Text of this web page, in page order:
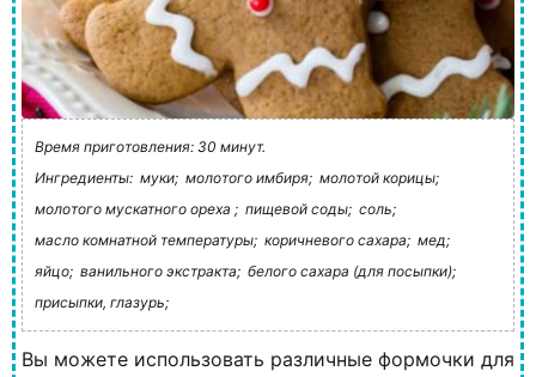
Время приготовления: 30 минут.
Ингредиенты: муки; молотого имбиря; молотой корицы;
молотого мускатного ореха ; пищевой соды; соль;
масло комнатной температуры; коричневого сахара; мед;
яйцо; ванильного экстракта; белого сахара (для посыпки);
присыпки, глазурь;
Вы можете использовать различные формочки для